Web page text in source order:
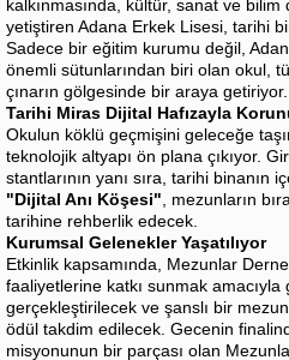
kalkınmasında, kültür, sanat ve bilim
yetiştiren Adana Erkek Lisesi, tarihi
Sadece bir eğitim kurumu değil,
önemli sütunlarından biri olan okul,
çınarın gölgesinde bir araya getiriyor.
Tarihi Miras Dijital Hafızayla
Okulun köklü geçmişini geleceğe
teknolojik altyapı ön plana çıkıyor.
stantlarının yanı sıra, tarihi binanın
"Dijital Anı Köşesi" , mezunların
tarihine rehberlik edecek.
Kurumsal Gelenekler Yaşatılıyor
Etkinlik kapsamında, Mezunlar
faaliyetlerine katkı sunmak
gerçekleştirilecek ve şanslı bir
ödül takdim edilecek. Gecenin
misyonunun bir parçası olan